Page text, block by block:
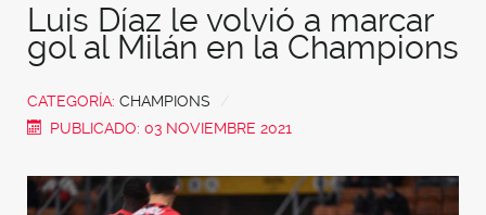
Luis Díaz le volvió a marcar
gol al Milán en la Champions
CATEGORÍA: CHAMPIONS
PUBLICADO: 03 NOVIEMBRE 2021